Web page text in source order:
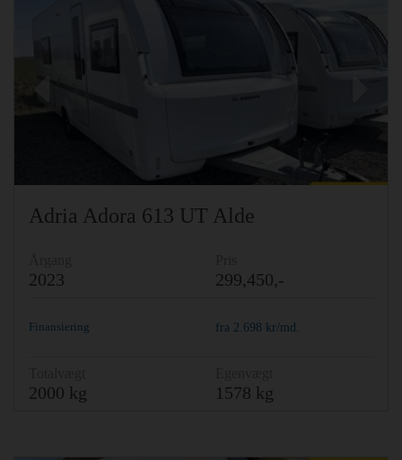
Previous
Adria Adora 613 UT Alde
2023 299,450,-
Finansiering fra 2.698 kr/md.
2000 kg 1578 kg